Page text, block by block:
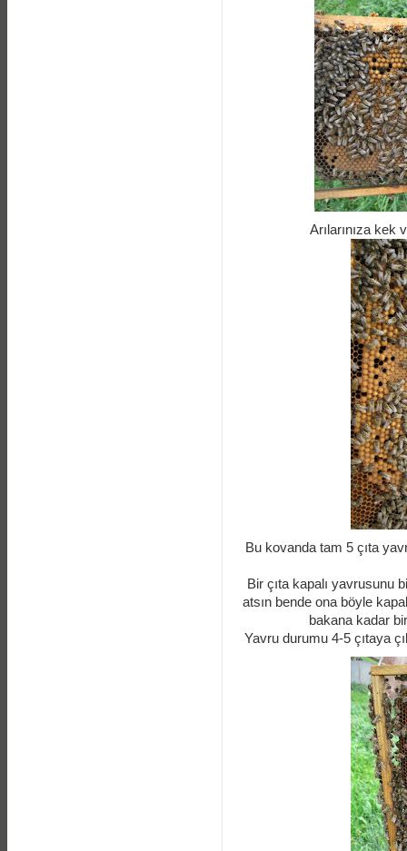
Arılarınıza
Bu kovanda tam 5 çıta
Bir çıta kapalı yavrusunu
atsın bende ona böyle
bakana kadar
Yavru durumu 4-5 çıtaya